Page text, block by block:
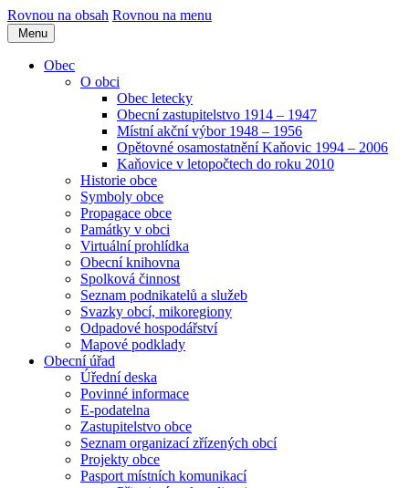
Rovnou na obsah Rovnou na menu
Menu
Obec
O obci
Obec letecky
Obecní zastupitelstvo 1914 – 1947
Místní akční výbor 1948 – 1956
Opětovné osamostatnění Kaňovic 1994 – 2006
Kaňovice v letopočtech do roku 2010
Historie obce
Symboly obce
Propagace obce
Památky v obci
Virtuální prohlídka
Obecní knihovna
Spolková činnost
Seznam podnikatelů a služeb
Svazky obcí, mikoregiony
Odpadové hospodářství
Mapové podklady
Obecní úřad
Úřední deska
Povinné informace
E-podatelna
Zastupitelstvo obce
Seznam organizací zřízených obcí
Projekty obce
Pasport místních komunikací